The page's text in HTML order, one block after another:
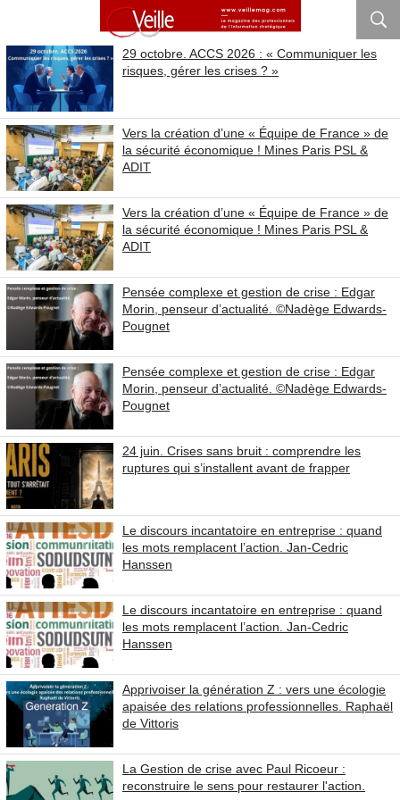
29 octobre. ACCS 2026 : « Communiquer les
risques, gérer les crises ? »
Vers la création d’une « Équipe de France » de
la sécurité économique ! Mines Paris PSL &
ADIT
Vers la création d’une « Équipe de France » de
la sécurité économique ! Mines Paris PSL &
ADIT
Pensée complexe et gestion de crise : Edgar
Morin, penseur d’actualité. ©Nadège Edwards-
Pougnet
Pensée complexe et gestion de crise : Edgar
Morin, penseur d’actualité. ©Nadège Edwards-
Pougnet
24 juin. Crises sans bruit : comprendre les
ruptures qui s’installent avant de frapper
Le discours incantatoire en entreprise : quand
les mots remplacent l’action. Jan-Cedric
Hanssen
Le discours incantatoire en entreprise : quand
les mots remplacent l’action. Jan-Cedric
Hanssen
Apprivoiser la génération Z : vers une écologie
apaisée des relations professionnelles. Raphaël
de Vittoris
La Gestion de crise avec Paul Ricoeur :
reconstruire le sens pour restaurer l'action.